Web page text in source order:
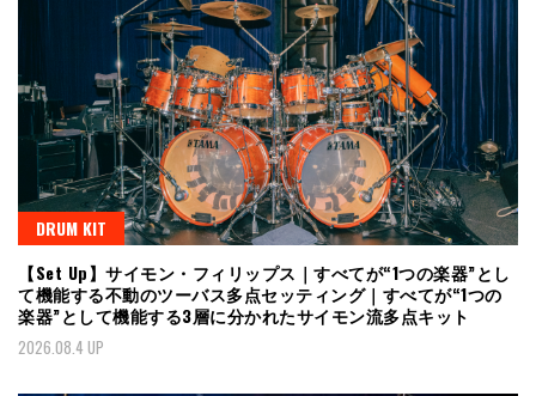
DRUM KIT
【Set Up】サイモン・フィリップス｜すべてが“1つの楽器”とし
て機能する不動のツーバス多点セッティング｜すべてが“1つの
楽器”として機能する3層に分かれたサイモン流多点キット
2026.08.4 UP